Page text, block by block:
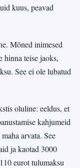
kuus, peavad
Mõned inimesed
hinna teise jaoks,
See ei ole lubatud
oluline: eeldus, et
kahjumeid
arvata. See
ja kaotad 3000
eurot tulumaksu